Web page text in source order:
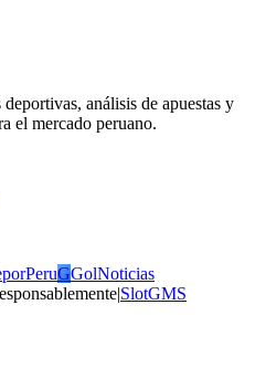
análisis de apuestas y
el mercado peruano.
GGolNoticias
|SlotGMS